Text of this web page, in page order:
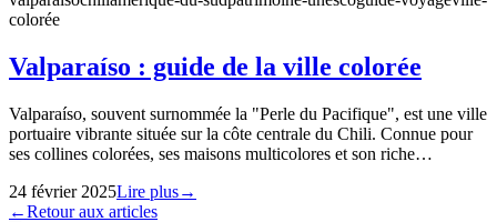
colorée
Valparaíso : guide de la ville colorée
Valparaíso, souvent surnommée la "Perle du Pacifique", est une ville
portuaire vibrante située sur la côte centrale du Chili. Connue pour
ses collines colorées, ses maisons multicolores et son riche…
24 février 2025Lire plus→
←Retour aux articles